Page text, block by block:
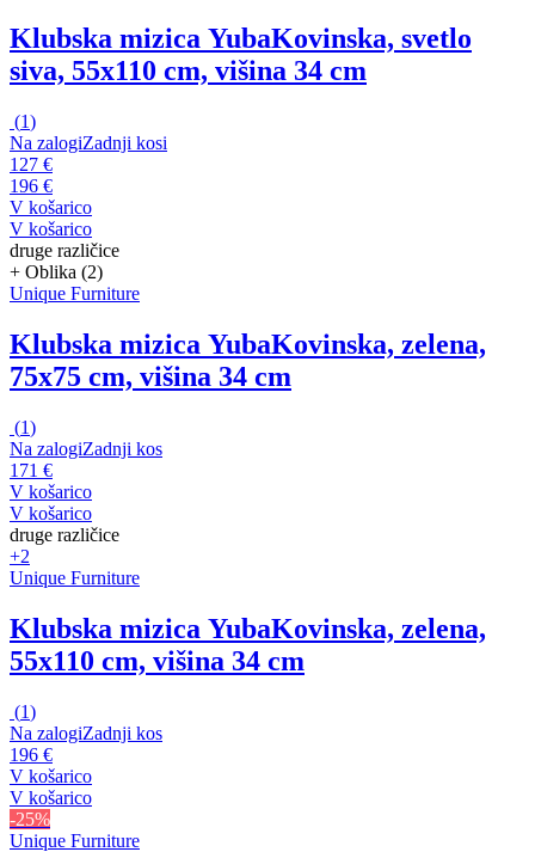
Klubska mizica YubaKovinska, svetlo
siva, 55x110 cm, višina 34 cm
(1)
Na zalogiZadnji kosi
127 €
196 €
V košarico
V košarico
druge različice
+ Oblika (2)
Unique Furniture
Klubska mizica YubaKovinska, zelena,
75x75 cm, višina 34 cm
(1)
Na zalogiZadnji kos
171 €
V košarico
V košarico
druge različice
+2
Unique Furniture
Klubska mizica YubaKovinska, zelena,
55x110 cm, višina 34 cm
(1)
Na zalogiZadnji kos
196 €
V košarico
V košarico
-25%
Unique Furniture